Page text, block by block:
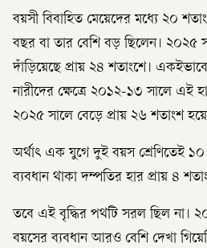
বয়সী বিবাহিত মেয়েদের মধ্যে ২০
বছর বা তার বেশি বড় ছিলেন। ২০২৫
দাঁড়িয়েছে প্রায় ২৪ শতাংশে।
নারীদের ক্ষেত্রে ২০১২-১৩ সালে এই
২০২৫ সালে বেড়ে প্রায় ২৬ শতাংশ
অর্থাৎ এক যুগে দুই বয়স শ্রেণিতেই
ব্যবধান থাকা দম্পতির হার প্রায় ৪
তবে এই বৃদ্ধির পথটি সরল ছিল না।
বয়সের ব্যবধান আরও বেশি দেখা